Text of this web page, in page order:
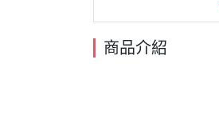
商品介紹